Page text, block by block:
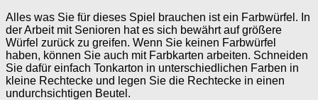
Alles was Sie für dieses Spiel brauchen ist ein Farbwürfel. In
der Arbeit mit Senioren hat es sich bewährt auf größere
Würfel zurück zu greifen. Wenn Sie keinen Farbwürfel
haben, können Sie auch mit Farbkarten arbeiten. Schneiden
Sie dafür einfach Tonkarton in unterschiedlichen Farben in
kleine Rechtecke und legen Sie die Rechtecke in einen
undurchsichtigen Beutel.